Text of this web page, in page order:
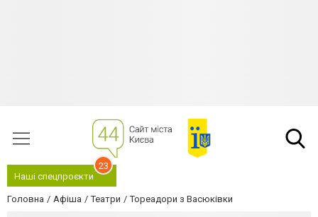
Наші спецпроєкти
23
Головна Афіша Театри Тореадори з Васюківки